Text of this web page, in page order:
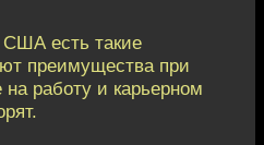
США есть такие
преимущества при
работу и карьерном